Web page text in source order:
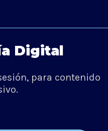
Digital
para contenido